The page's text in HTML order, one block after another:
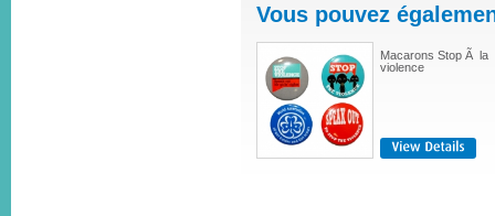
Vous pouvez
Macarons Stop Ã la
violence